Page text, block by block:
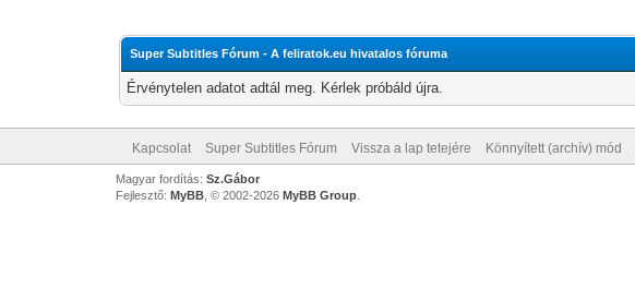
Super Subtitles Fórum - A feliratok.eu hivatalos fóruma
Érvénytelen adatot adtál meg. Kérlek próbáld újra.
Kapcsolat Super Subtitles Fórum Vissza a lap tetejére Könnyített (archív) mód
Magyar fordítás: Sz.Gábor
Fejlesztő: MyBB, © 2002-2026 MyBB Group.